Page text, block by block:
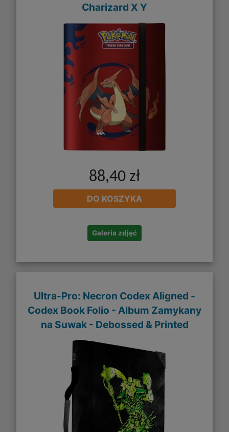
Charizard X Y
88,40 zł
DO KOSZYKA
Galeria zdjęć
Ultra-Pro: Necron Codex Aligned -
Codex Book Folio - Album Zamykany
na Suwak - Debossed & Printed